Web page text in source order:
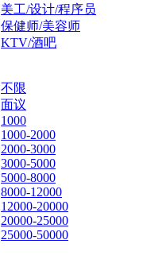
美工/设计/程序员
保健师/美容师
KTV/酒吧
不限
面议
1000
1000-2000
2000-3000
3000-5000
5000-8000
8000-12000
12000-20000
20000-25000
25000-50000